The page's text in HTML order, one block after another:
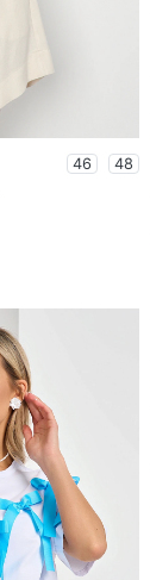
46 48